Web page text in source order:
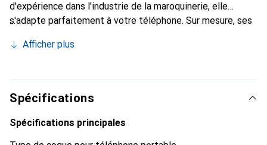
d'expérience dans l'industrie de la maroquinerie, elle
s'adapte parfaitement à votre téléphone. Sur mesure, ses
Elle devient l'accessoire chic et indispensable pour votre
produits de haute qualité, la marque Noreve est un choix
fiable pour une clientèle exigeante.
Afficher plus
Spécifications
Spécifications principales